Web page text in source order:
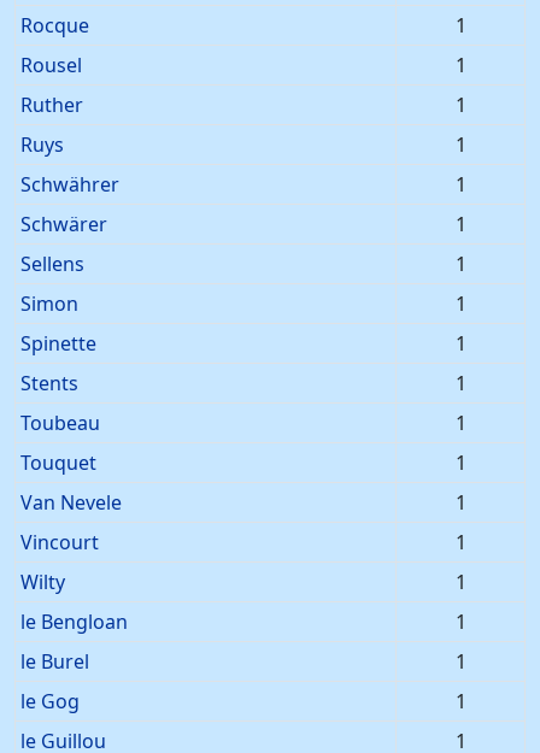
Rocque
1
Rousel
1
Ruther
1
Ruys
1
Schwährer
1
Schwärer
1
Sellens
1
Simon
1
Spinette
1
Stents
1
Toubeau
1
Touquet
1
Van Nevele
1
Vincourt
1
Wilty
1
le Bengloan
1
le Burel
1
le Gog
1
le Guillou
1